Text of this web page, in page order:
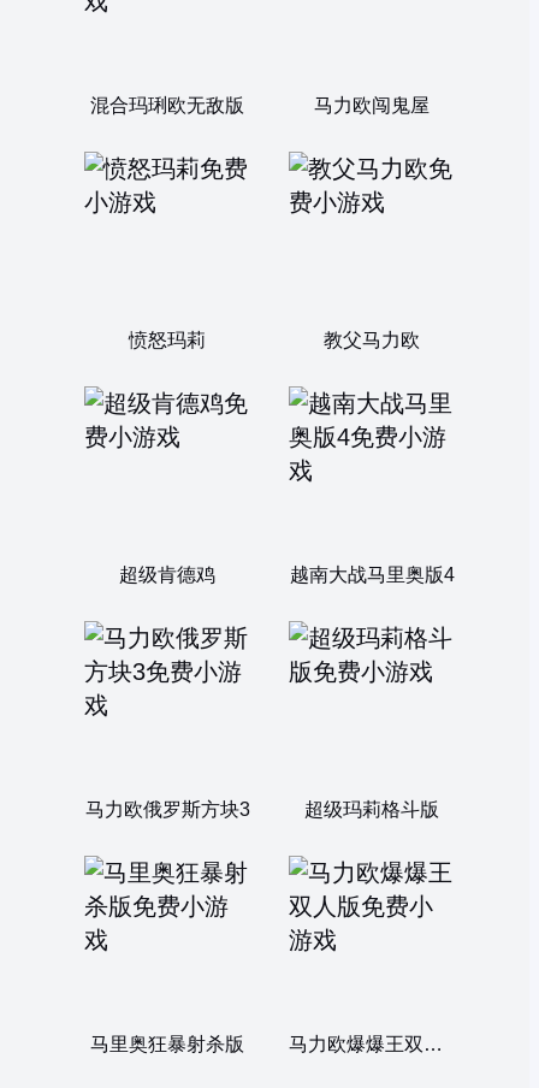
混合玛琍欧无敌版 马力欧闯鬼屋
愤怒玛莉 教父马力欧
超级肯德鸡 越南大战马里奥版4
马力欧俄罗斯方块3 超级玛莉格斗版
马里奥狂暴射杀版 马力欧爆爆王双人版